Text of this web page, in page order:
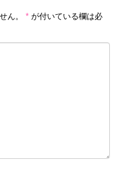
ん。 * が付いている欄は必